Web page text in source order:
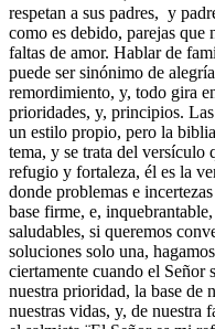
respetan a sus padres, y
como es debido, parejas que
faltas de amor. Hablar de
puede ser sinónimo de
remordimiento, y, todo gira
prioridades, y, principios.
un estilo propio, pero la
tema, y se trata del versículo
refugio y fortaleza, él es la
donde problemas e
base firme, e,
saludables, si queremos
soluciones solo una,
ciertamente cuando el Señor
nuestra prioridad, la base de
nuestras vidas, y, de nuestra